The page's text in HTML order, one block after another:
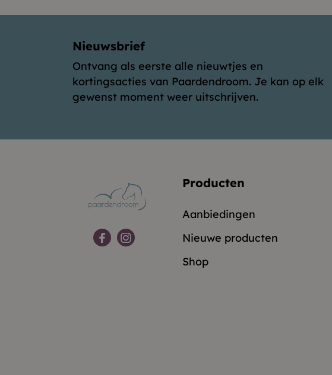
Nieuwsbrief
Ontvang als eerste alle nieuwtjes en
kortingsacties van Paardendroom. Je kan op elk
gewenst moment weer uitschrijven.
Producten
Aanbiedingen
Nieuwe producten
Shop